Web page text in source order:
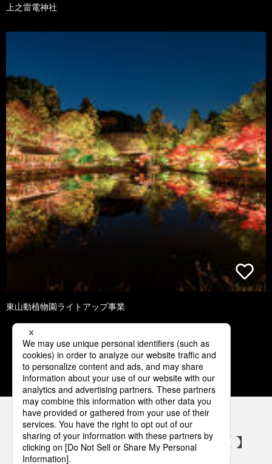
上之雷電神社
東山動植物園ライトアップ事業
1 2 3 4 5
パナソニックの電気設備 SNSアカウント